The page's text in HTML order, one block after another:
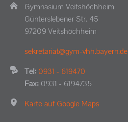
Gymnasium Veitshöchheim
Günterslebener Str. 45
97209 Veitshöchheim
sekretariat@gym-vhh.bayern.de
Tel: 0931 - 619470
Fax: 0931 - 6194735
Karte auf Google Maps